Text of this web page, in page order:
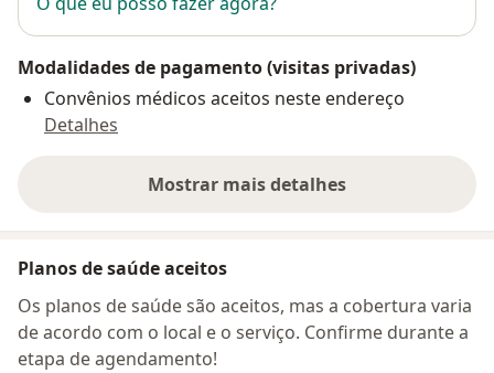
Modalidades de pagamento (visitas privadas)
Convênios médicos aceitos neste endereço
Detalhes
Mostrar mais detalhes
sobre o endereço
Planos de saúde aceitos
Os planos de saúde são aceitos, mas a cobertura varia
de acordo com o local e o serviço. Confirme durante a
etapa de agendamento!